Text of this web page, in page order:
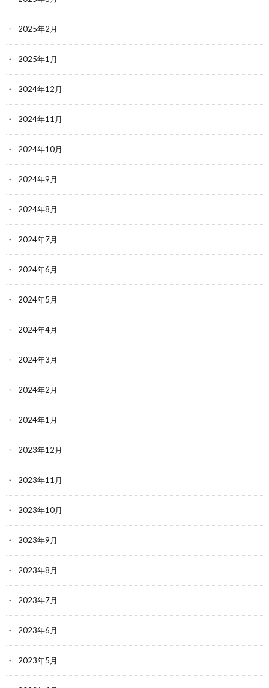
2025年2月
2025年1月
2024年12月
2024年11月
2024年10月
2024年9月
2024年8月
2024年7月
2024年6月
2024年5月
2024年4月
2024年3月
2024年2月
2024年1月
2023年12月
2023年11月
2023年10月
2023年9月
2023年8月
2023年7月
2023年6月
2023年5月